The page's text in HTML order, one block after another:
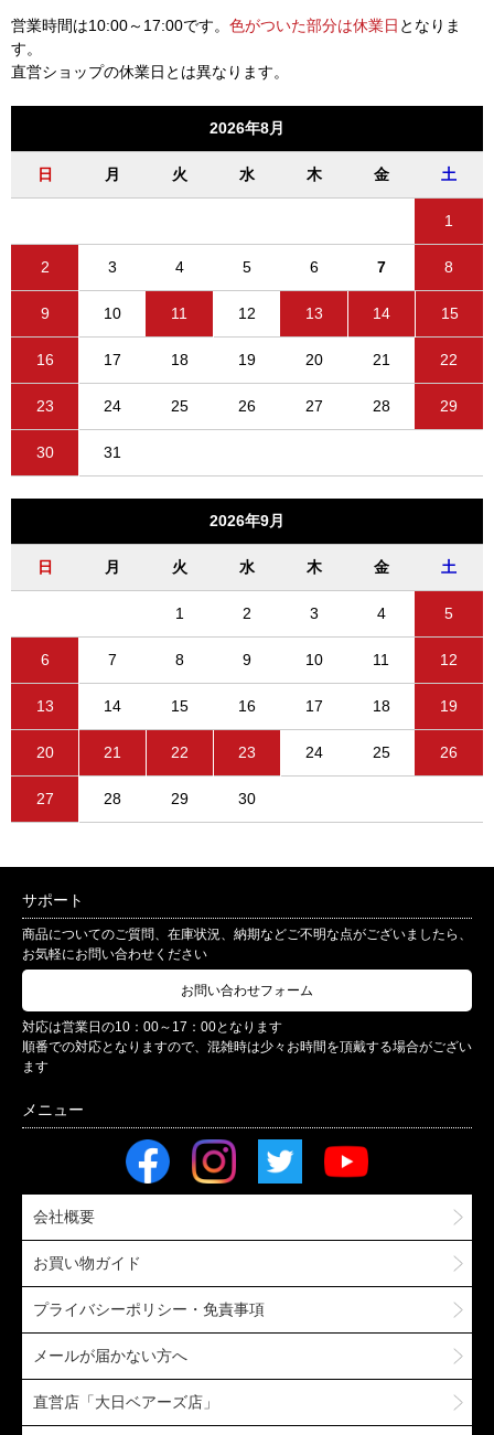
営業時間は10:00～17:00です。 色がついた部分は休業日 となりま
す。
直営ショップの休業日とは異なります。
2026年8月
日 月 火 水 木 金 土
1
2 3 4 5 6 7 8
9 10 11 12 13 14 15
16 17 18 19 20 21 22
23 24 25 26 27 28 29
30 31
2026年9月
日 月 火 水 木 金 土
1 2 3 4 5
6 7 8 9 10 11 12
13 14 15 16 17 18 19
20 21 22 23 24 25 26
27 28 29 30
サポート
商品についてのご質問、在庫状況、納期などご不明な点がございましたら、
お気軽にお問い合わせください
お問い合わせフォーム
対応は営業日の10：00～17：00となります
順番での対応となりますので、混雑時は少々お時間を頂戴する場合がござい
ます
会社概要
お買い物ガイド
プライバシーポリシー・免責事項
メールが届かない方へ
直営店「大日ベアーズ店」